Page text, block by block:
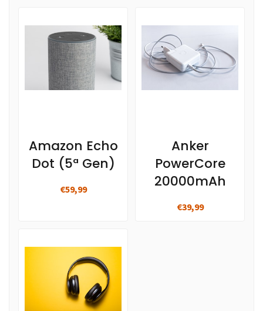
Amazon Echo
Dot (5ª Gen)
€59,99
Anker
PowerCore
20000mAh
€39,99